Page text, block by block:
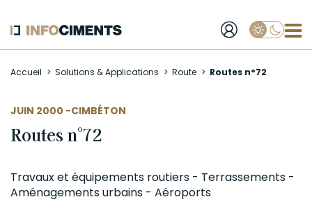
au
principal
Accueil Solutions & Applications Route Routes n°72
JUIN 2000 -
AUTEUR CIMBÉTON
Routes n°72
Travaux et équipements routiers - Terrassements -
Aménagements urbains - Aéroports